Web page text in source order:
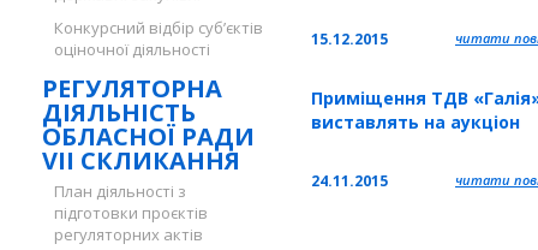
Конкурсний відбір суб’єктів
оціночної діяльності
РЕГУЛЯТОРНА
ДІЯЛЬНІСТЬ
ОБЛАСНОЇ РАДИ
VII СКЛИКАННЯ
План діяльності з
підготовки проєктів
регуляторних актів
15.12.2015 читати
Приміщення ТДВ
виставлять на аукціон
24.11.2015 читати